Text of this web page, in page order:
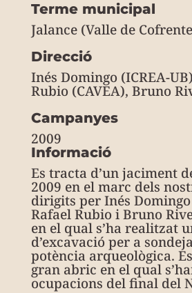
Terme municipal
Jalance (Valle de
Direcció
Inés Domingo (ICREA-
Rubio (CAVEA), Bruno
Campanyes
2009
Informació
Es tracta d’un jaciment
2009 en el marc dels
dirigits per Inés Domingo
Rafael Rubio i Bruno
en el qual s’ha realitzat
d’excavació per a
potència arqueològica.
gran abric en el qual
ocupacions del final del